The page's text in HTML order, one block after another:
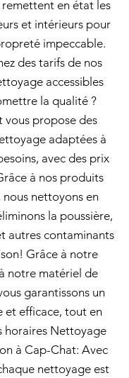
en état les
et intérieurs pour
impeccable.
des tarifs de nos
accessibles
la qualité ?
vous propose des
adaptées à
avec des prix
à nos produits
nettoyons en
la poussière,
autres contaminants
Grâce à notre
notre matériel de
garantissons un
et efficace, tout en
horaires Nettoyage
à Cap-Chat: Avec
nettoyage est